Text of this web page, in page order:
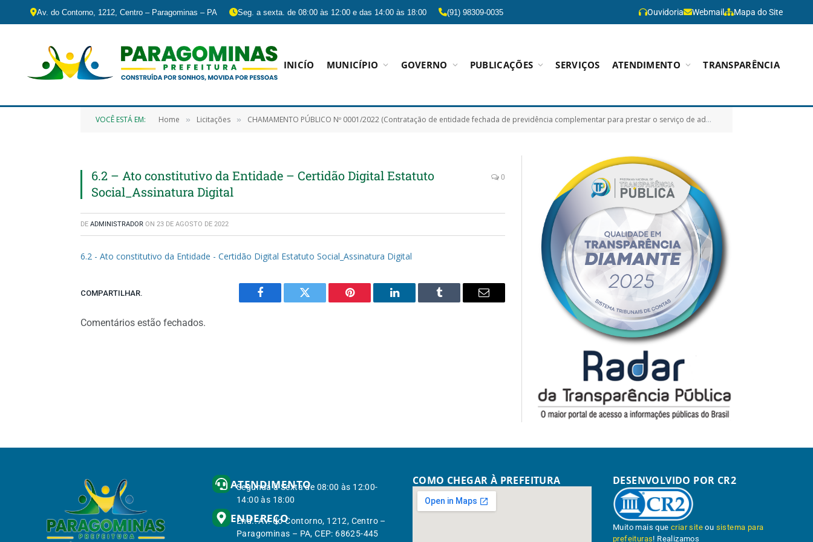
Av. do Contorno, 1212, Centro – Paragominas – PA Seg. a sexta. de 08:00 às 12:00 e das 14:00 às 18:00 (91) 98309-0035 Ouvidoria Webmail Mapa do Site
INICÍO MUNICÍPIO GOVERNO PUBLICAÇÕES SERVIÇOS ATENDIMENTO TRANSPARÊNCIA
VOCÊ ESTÁ EM: Home » Licitações » CHAMAMENTO PÚBLICO Nº 0001/2022 (Contratação de entidade fechada de previdência complementar para prestar o serviço de administração de planos de benefícios previdenciários complementares a serem oferecidos aos servidores públicos tratados na Lei Municipal 1.078/2022)
6.2 – Ato constitutivo da Entidade – Certidão Digital Estatuto
Social_Assinatura Digital
0
DE ADMINISTRADOR ON 23 DE AGOSTO DE 2022
6.2 - Ato constitutivo da Entidade - Certidão Digital Estatuto Social_Assinatura Digital
COMPARTILHAR.
Facebook Twitter Pinterest LinkedIn Tumblr Email
Comentários estão fechados.
ATENDIMENTO
Segunda à Sexta de 08:00 às 12:00-
14:00 às 18:00
ENDEREÇO
End.: Av. do Contorno, 1212, Centro –
Paragominas – PA, CEP: 68625-445
COMO CHEGAR À PREFEITURA DESENVOLVIDO POR CR2
Muito mais quecriar site ou sistema para
prefeituras! Realizamos